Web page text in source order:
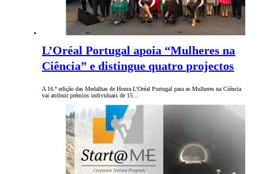
L’Oréal Portugal apoia “Mulheres na
Ciência” e distingue quatro projectos
A 16.ª edição das Medalhas de Honra L’Oréal Portugal para as Mulheres na Ciência
vai atribuir prémios individuais de 15…